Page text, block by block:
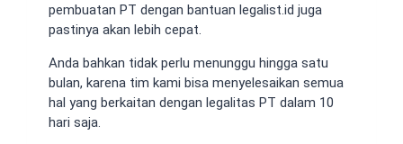
pembuatan PT dengan bantuan legalist.id juga
pastinya akan lebih cepat.
Anda bahkan tidak perlu menunggu hingga satu
bulan, karena tim kami bisa menyelesaikan semua
hal yang berkaitan dengan legalitas PT dalam 10
hari saja.